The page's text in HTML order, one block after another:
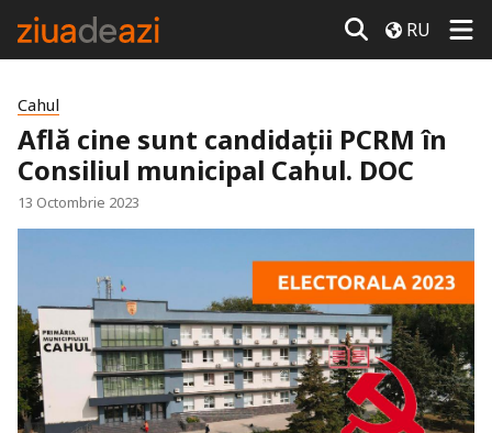
RU
Cahul
Află cine sunt candidații PCRM în
Consiliul municipal Cahul. DOC
13 Octombrie 2023